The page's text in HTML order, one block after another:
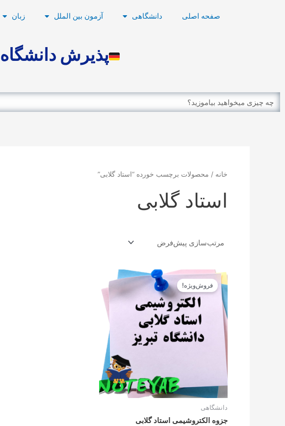
صفحه اصلی دانشگاهی آزمون بین الملل زبان
پذیرش
Search
خانه / محصولات برچسب خورده “استاد گلابی”
استاد گلابی
فروش‌ویژه!
دانشگاهی
جزوه الکتروشیمی استاد گلابی
قیمت
اصلی
12.900تومان
بود.
قیمت
فعلی